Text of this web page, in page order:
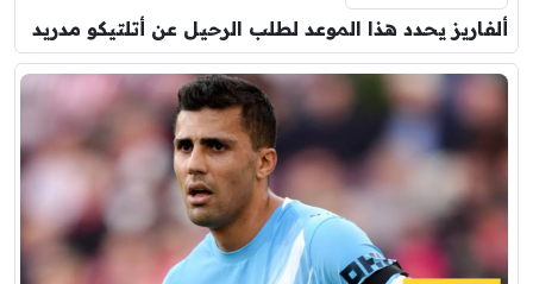
ألفاريز يحدد هذا الموعد لطلب الرحيل عن أتلتيكو مدريد